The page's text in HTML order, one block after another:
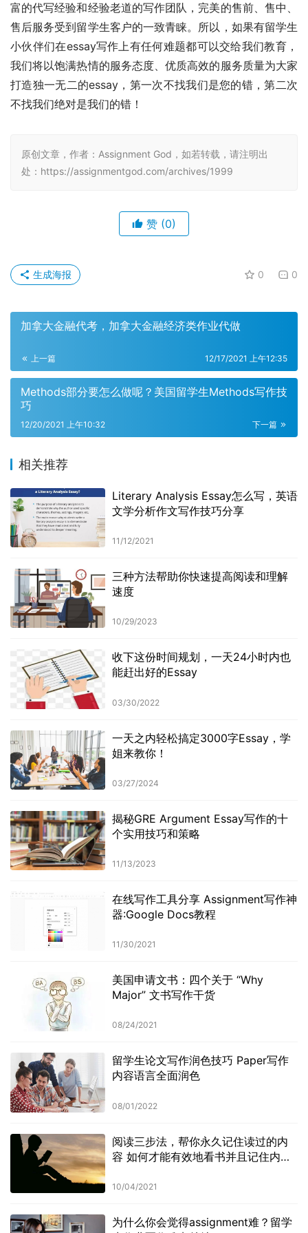
富的代写经验和经验老道的写作团队，完美的售前、售中、
售后服务受到留学生客户的一致青睐。所以，如果有留学生
小伙伴们在essay写作上有任何难题都可以交给我们教育，
我们将以饱满热情的服务态度、优质高效的服务质量为大家
打造独一无二的essay，第一次不找我们是您的错，第二次
不找我们绝对是我们的错！
原创文章，作者：Assignment God，如若转载，请注明出
处：https://assignmentgod.com/archives/1999
赞 (0)
0 0
生成海报
加拿大金融代考，加拿大金融经济类作业代做
上一篇 12/17/2021 上午12:35
Methods部分要怎么做呢？美国留学生Methods写作技
巧
下一篇
12/20/2021 上午10:32
相关推荐
Literary Analysis Essay怎么写，英语
文学分析作文写作技巧分享
11/12/2021
三种方法帮助你快速提高阅读和理解
速度
10/29/2023
收下这份时间规划，一天24小时内也
能赶出好的Essay
03/30/2022
一天之内轻松搞定3000字Essay，学
姐来教你！
03/27/2024
揭秘GRE Argument Essay写作的十
个实用技巧和策略
11/13/2023
在线写作工具分享 Assignment写作神
器:Google Docs教程
11/30/2021
美国申请文书：四个关于 “Why
Major” 文书写作干货
08/24/2021
留学生论文写作润色技巧 Paper写作
内容语言全面润色
08/01/2022
阅读三步法，帮你永久记住读过的内
容 如何才能有效地看书并且记住内
10/04/2021
为什么你会觉得assignment难？留学